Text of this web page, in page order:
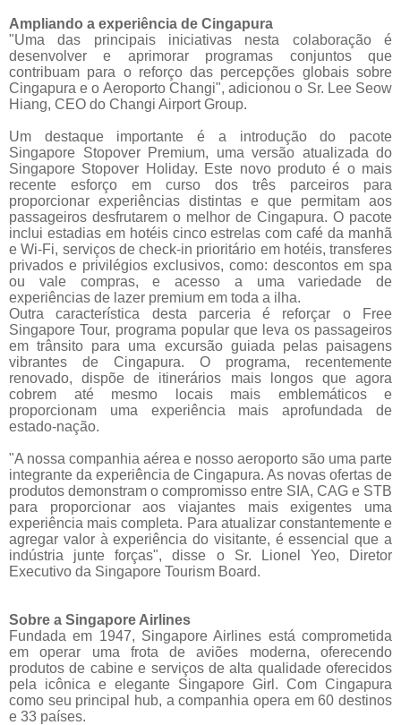
Ampliando a experiência de Cingapura
"Uma das principais iniciativas nesta colaboração é
desenvolver e aprimorar programas conjuntos que
contribuam para o reforço das percepções globais sobre
Cingapura e o Aeroporto Changi", adicionou o Sr. Lee Seow
Hiang, CEO do Changi Airport Group.
Um destaque importante é a introdução do pacote
Singapore Stopover Premium, uma versão atualizada do
Singapore Stopover Holiday. Este novo produto é o mais
recente esforço em curso dos três parceiros para
proporcionar experiências distintas e que permitam aos
passageiros desfrutarem o melhor de Cingapura. O pacote
inclui estadias em hotéis cinco estrelas com café da manhã
e Wi-Fi, serviços de check-in prioritário em hotéis, transferes
privados e privilégios exclusivos, como: descontos em spa
ou vale compras, e acesso a uma variedade de
experiências de lazer premium em toda a ilha.
Outra característica desta parceria é reforçar o Free
Singapore Tour, programa popular que leva os passageiros
em trânsito para uma excursão guiada pelas paisagens
vibrantes de Cingapura. O programa, recentemente
renovado, dispõe de itinerários mais longos que agora
cobrem até mesmo locais mais emblemáticos e
proporcionam uma experiência mais aprofundada de
estado-nação.
"A nossa companhia aérea e nosso aeroporto são uma parte
integrante da experiência de Cingapura. As novas ofertas de
produtos demonstram o compromisso entre SIA, CAG e STB
para proporcionar aos viajantes mais exigentes uma
experiência mais completa. Para atualizar constantemente e
agregar valor à experiência do visitante, é essencial que a
indústria junte forças", disse o Sr. Lionel Yeo, Diretor
Executivo da Singapore Tourism Board.
Sobre a Singapore Airlines
Fundada em 1947, Singapore Airlines está comprometida
em operar uma frota de aviões moderna, oferecendo
produtos de cabine e serviços de alta qualidade oferecidos
pela icônica e elegante Singapore Girl. Com Cingapura
como seu principal hub, a companhia opera em 60 destinos
e 33 países.